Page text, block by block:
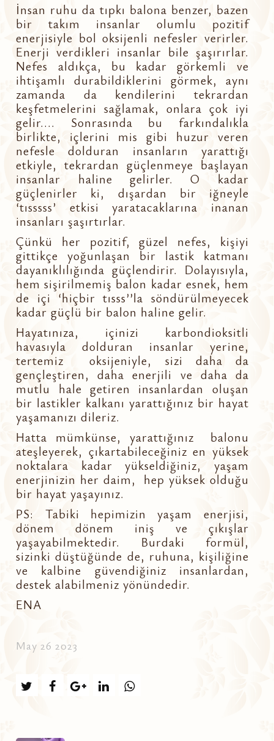
İnsan ruhu da tıpkı balona benzer, bazen
bir takım insanlar olumlu pozitif
enerjisiyle bol oksijenli nefesler verirler.
Enerji verdikleri insanlar bile şaşırırlar.
Nefes aldıkça, bu kadar görkemli ve
ihtişamlı durabildiklerini görmek, aynı
zamanda da kendilerini tekrardan
keşfetmelerini sağlamak, onlara çok iyi
gelir.... Sonrasında bu farkındalıkla
birlikte, içlerini mis gibi huzur veren
nefesle dolduran insanların yarattığı
etkiyle, tekrardan güçlenmeye başlayan
insanlar haline gelirler. O kadar
güçlenirler ki, dışardan bir iğneyle
‘tısssss’ etkisi yaratacaklarına inanan
insanları şaşırtırlar.
Çünkü her pozitif, güzel nefes, kişiyi
gittikçe yoğunlaşan bir lastik katmanı
dayanıklılığında güçlendirir. Dolayısıyla,
hem sişirilmemiş balon kadar esnek, hem
de içi ‘hiçbir tısss’’la söndürülmeyecek
kadar güçlü bir balon haline gelir.
Hayatınıza, içinizi karbondioksitli
havasıyla dolduran insanlar yerine,
tertemiz oksijeniyle, sizi daha da
gençleştiren, daha enerjili ve daha da
mutlu hale getiren insanlardan oluşan
bir lastikler kalkanı yarattığınız bir hayat
yaşamanızı dileriz.
Hatta mümkünse, yarattığınız balonu
ateşleyerek, çıkartabileceğiniz en yüksek
noktalara kadar yükseldiğiniz, yaşam
enerjinizin her daim, hep yüksek olduğu
bir hayat yaşayınız.
PS: Tabiki hepimizin yaşam enerjisi,
dönem dönem iniş ve çıkışlar
yaşayabilmektedir. Burdaki formül,
sizinki düştüğünde de, ruhuna, kişiliğine
ve kalbine güvendiğiniz insanlardan,
destek alabilmeniz yönündedir.
ENA
May 26 2023